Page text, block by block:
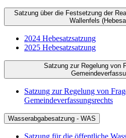
Satzung über die Festsetzung der
Wallenfels
2024 Hebesatzsatzung
2025 Hebesatzsatzung
Satzung zur Regelung von
Satzung zur Regelung von
Gemeindeverfassungsrechts
Wasserabgabesatzung - WAS